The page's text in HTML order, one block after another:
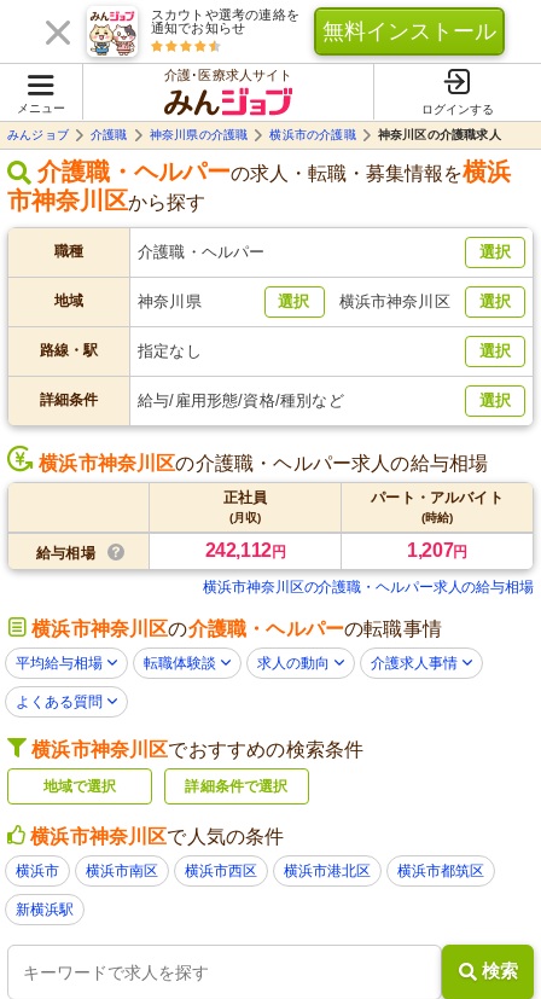
スカウトや選考の連絡を
通知でお知らせ
無料インストール
メニュー
介護･医療求人サイト
ログインする
みんジョブ
介護職 神奈川県の介護職 横浜市の介護職 神奈川区の介護職求人
介護職・ヘルパーの求人・転職・募集情報を横浜
市神奈川区から探す
職種 介護職・ヘルパー 選択
地域 神奈川県 選択 横浜市神奈川区 選択
路線・駅 指定なし 選択
詳細条件 給与/雇用形態/資格/種別など 選択
横浜市神奈川区の介護職・ヘルパー求人の給与相場
正社員
(月収)
パート・アルバイト
(時給)
給与相場 242,112円 1,207円
横浜市神奈川区の介護職・ヘルパー求人の給与相場
横浜市神奈川区の介護職・ヘルパーの転職事情
平均給与相場 転職体験談 求人の動向 介護求人事情
よくある質問
横浜市神奈川区でおすすめの検索条件
地域で選択 詳細条件で選択
横浜市神奈川区で人気の条件
横浜市 横浜市南区 横浜市西区 横浜市港北区 横浜市都筑区
新横浜駅
検索